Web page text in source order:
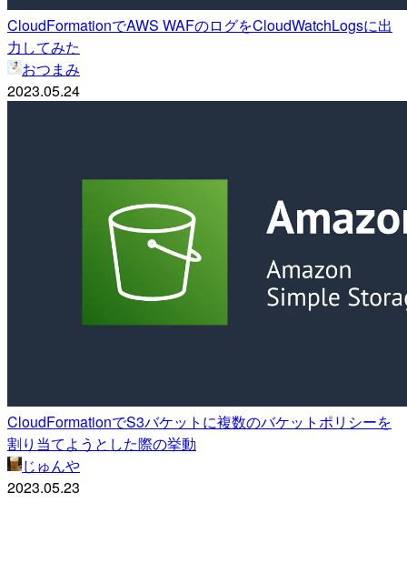
CloudFormationでAWS WAFのログをCloudWatchLogsに出
力してみた
おつまみ
2023.05.24
CloudFormationでS3バケットに複数のバケットポリシーを
割り当てようとした際の挙動
じゅんや
2023.05.23